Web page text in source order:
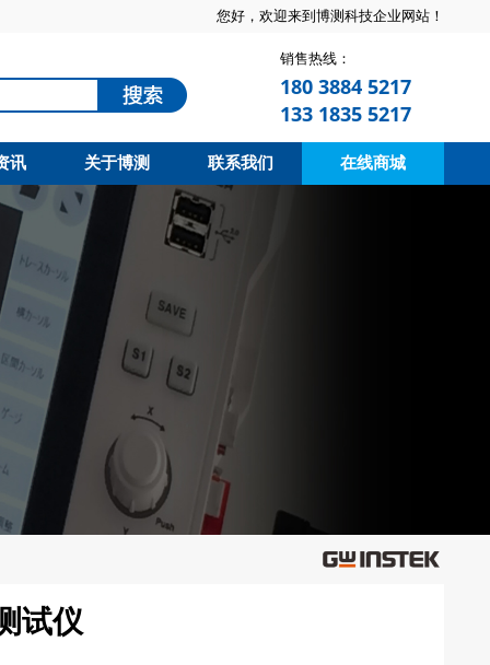
您好，欢迎来到博测科技企业网站！
销售热线：
180 3884 5217
133 1835 5217
讯 关于博测 联系我们 在线商城
试仪